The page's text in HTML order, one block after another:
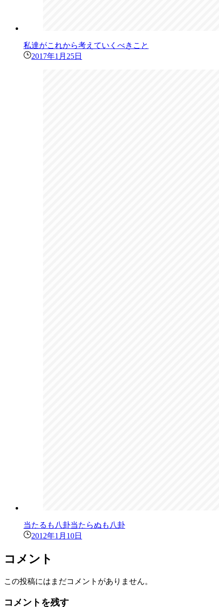
私達がこれから考えていくべきこと
2017年1月25日
当たるも八卦当たらぬも八卦
2012年1月10日
コメント
この投稿にはまだコメントがありません。
コメントを残す